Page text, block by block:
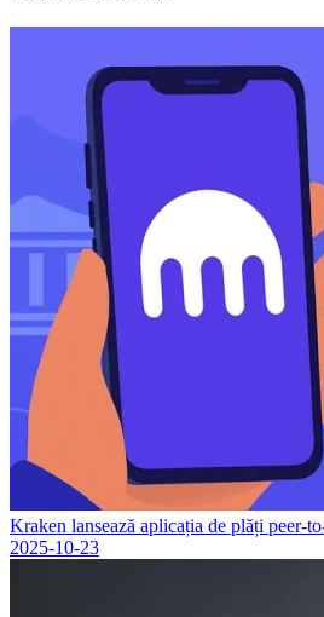
Kraken lansează aplicația de plăți peer-
2025-10-23